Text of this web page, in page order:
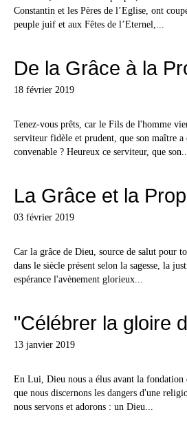
Constantin et les Pères de l’Eglise, ont
peuple juif et aux Fêtes de l’Eternel,...
De la Grâce à la
18 février 2019
Tenez-vous prêts, car le Fils de l'homme
serviteur fidèle et prudent, que son maître
convenable ? Heureux ce serviteur, que
La Grâce et la
03 février 2019
Car la grâce de Dieu, source de salut pour
dans le siècle présent selon la sagesse, la
espérance l'avènement glorieux...
"Célébrer la gloire
13 janvier 2019
En Lui, Dieu nous a élus avant la fondation
que nous discernons les dangers d'une
nous servons et adorons : un Dieu...